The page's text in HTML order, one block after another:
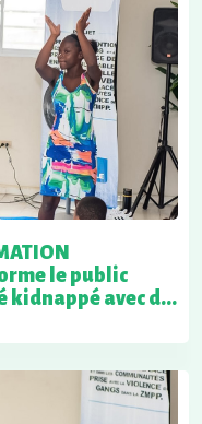
le public
kidnappé avec d...